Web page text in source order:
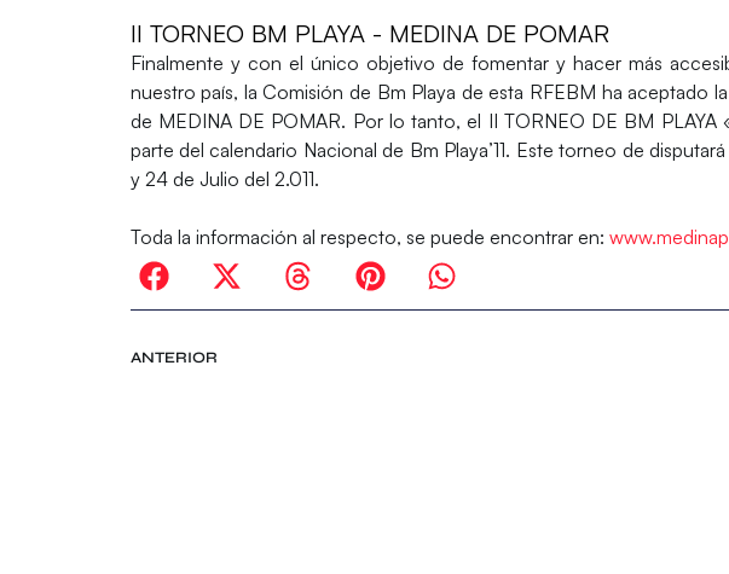
II TORNEO BM PLAYA - MEDINA DE POMAR
Finalmente y con el único objetivo de fomentar y hacer más
nuestro país, la Comisión de Bm Playa de esta RFEBM ha aceptado
de MEDINA DE POMAR. Por lo tanto, el II TORNEO DE BM
parte del calendario Nacional de Bm Playa’11. Este torneo de
y 24 de Julio del 2.011.
Toda la información al respecto, se puede encontrar en:
ANTERIOR